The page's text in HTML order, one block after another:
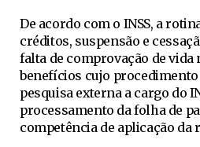
De acordo com o INSS, a
créditos, suspensão e
falta de comprovação de vida
benefícios cujo procedimento
pesquisa externa a cargo do
processamento da folha de
competência de aplicação da